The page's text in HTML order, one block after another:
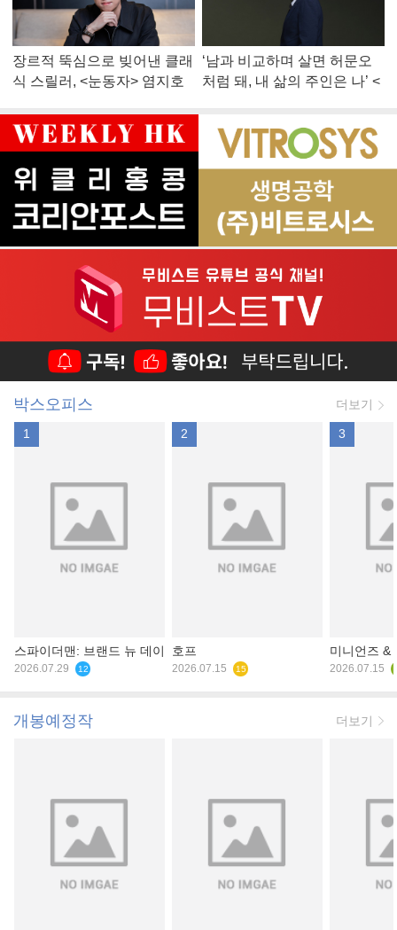
장르적 뚝심으로 빚어낸 클래
식 스릴러, <눈동자> 염지호
‘남과 비교하며 살면 허문오
처럼 돼, 내 삶의 주인은 나’ <
박스오피스 더보기
1
스파이더맨: 브랜드 뉴 데이
2026.07.29 12
2
호프
2026.07.15 15
3
미니언즈 &
2026.07.15
개봉예정작 더보기